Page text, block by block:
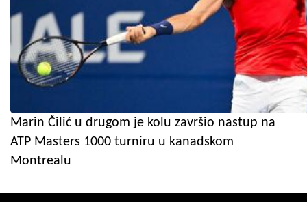
Marin Čilić u drugom je kolu završio nastup na
ATP Masters 1000 turniru u kanadskom
Montrealu